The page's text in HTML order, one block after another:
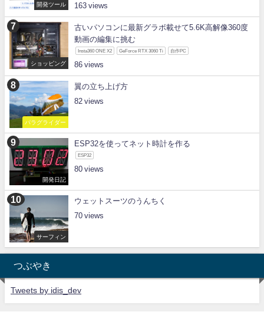
開発ツール 163
ショッピング
古いパソコンに最新グラボ載せて5.6K高解像360度
動画の編集に挑む
Insta360 ONE X2 GeForce RTX 3060 Ti 自作PC
86
パラグライダー
翼の立ち上げ方
82
開発日記
ESP32を使ってネット時計を作る
ESP32
80
サーフィン
ウェットスーツのうんちく
70
つぶやき
Tweets by idis_dev